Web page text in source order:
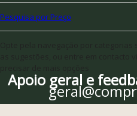
Pesquisa por Preço
Apoio geral e